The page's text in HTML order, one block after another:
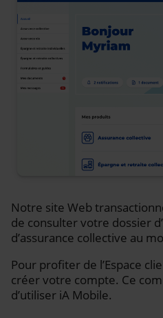
Notre site Web
de consulter votre dossier
d’assurance collective au
Pour profiter de l’Espace
créer votre compte. Ce
d’utiliser iA Mobile.